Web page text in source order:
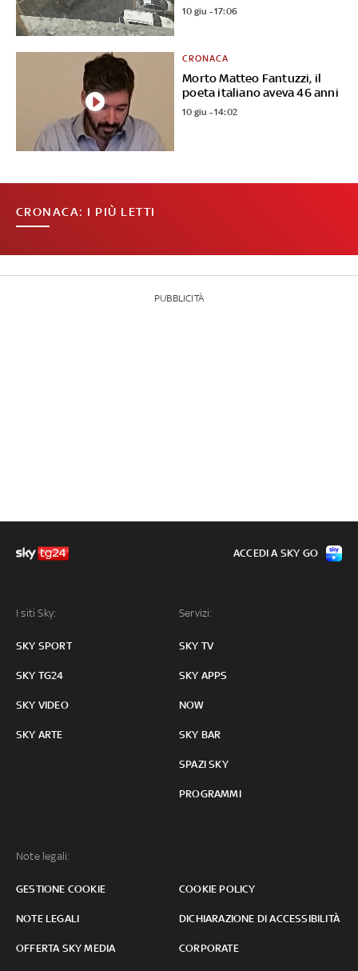
10 giu - 17:06
Morto Matteo Fantuzzi, il
poeta italiano aveva 46 anni
CRONACA
10 giu - 14:02
CRONACA: I PIÙ LETTI
PUBBLICITÀ
I siti Sky:
SKY SPORT
SKY TG24
SKY VIDEO
SKY ARTE
Servizi:
SKY TV
SKY APPS
NOW
SKY BAR
SPAZI SKY
PROGRAMMI
Note legali:
GESTIONE COOKIE COOKIE POLICY
NOTE LEGALI DICHIARAZIONE DI ACCESSIBILITÀ
OFFERTA SKY MEDIA CORPORATE
ACCEDI A SKY GO